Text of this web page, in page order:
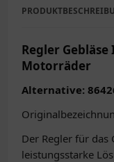
Regler
Motorräder
Alternative:
Der Regler für das
leistungsstarke